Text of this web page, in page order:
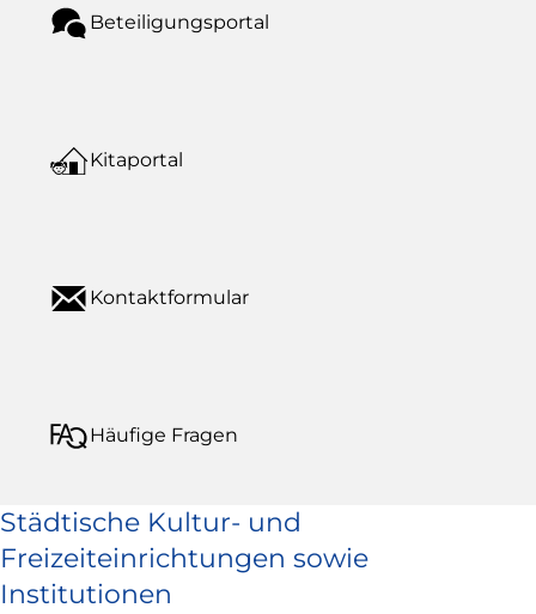
Beteiligungsportal
Kitaportal
Kontaktformular
Häufige Fragen
Städtische Kultur- und
Freizeiteinrichtungen sowie
Institutionen